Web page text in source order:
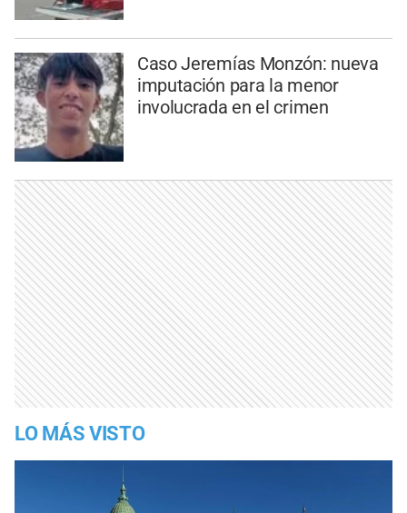
Caso Jeremías Monzón: nueva
imputación para la menor
involucrada en el crimen
LO MÁS VISTO